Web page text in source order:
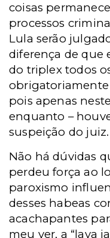
coisas
processos
Lula serão
diferença de que
do triplex todos
obrigatoriamente
pois apenas
enquanto –
suspeição do juiz.
Não há dúvidas
perdeu força ao
paroxismo
desses habeas
acachapantes
meu ver, a “lava